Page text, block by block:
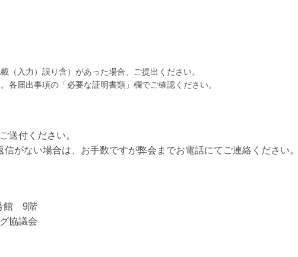
入力）誤り含）があった場合、ご提出ください。
届出事項の「必要な証明書類」欄でご確認ください。
送付ください。
がない場合は、お手数ですが弊会までお電話にてご連絡ください。
館 9階
協議会